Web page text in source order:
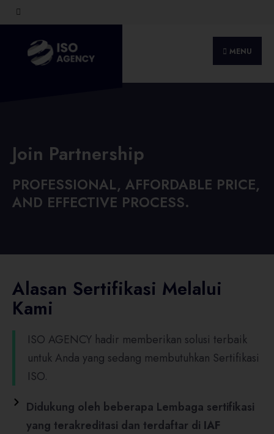
MENU
Join Partnership
PROFESSIONAL, AFFORDABLE PRICE,
AND EFFECTIVE PROCESS.
Alasan Sertifikasi Melalui
Kami
ISO AGENCY hadir memberikan solusi terbaik
untuk Anda yang sedang membutuhkan Sertifikasi
ISO.
Didukung oleh beberapa Lembaga sertifikasi
yang terakreditasi dan terdaftar di IAF